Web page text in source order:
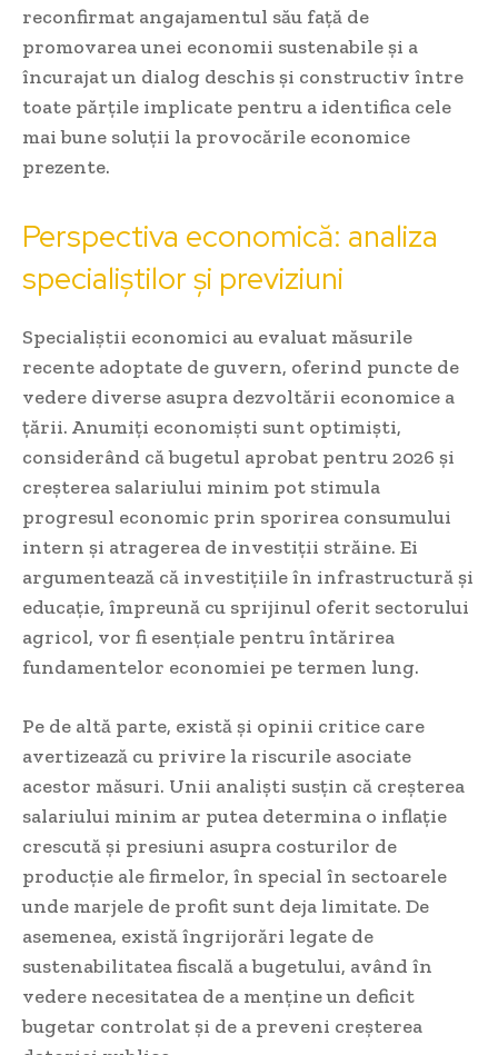
reconfirmat angajamentul său față de
promovarea unei economii sustenabile și a
încurajat un dialog deschis și constructiv între
toate părțile implicate pentru a identifica cele
mai bune soluții la provocările economice
prezente.
Perspectiva economică: analiza
specialiștilor și previziuni
Specialiștii economici au evaluat măsurile
recente adoptate de guvern, oferind puncte de
vedere diverse asupra dezvoltării economice a
țării. Anumiți economiști sunt optimiști,
considerând că bugetul aprobat pentru 2026 și
creșterea salariului minim pot stimula
progresul economic prin sporirea consumului
intern și atragerea de investiții străine. Ei
argumentează că investițiile în infrastructură și
educație, împreună cu sprijinul oferit sectorului
agricol, vor fi esențiale pentru întărirea
fundamentelor economiei pe termen lung.
Pe de altă parte, există și opinii critice care
avertizează cu privire la riscurile asociate
acestor măsuri. Unii analiști susțin că creșterea
salariului minim ar putea determina o inflație
crescută și presiuni asupra costurilor de
producție ale firmelor, în special în sectoarele
unde marjele de profit sunt deja limitate. De
asemenea, există îngrijorări legate de
sustenabilitatea fiscală a bugetului, având în
vedere necesitatea de a menține un deficit
bugetar controlat și de a preveni creșterea